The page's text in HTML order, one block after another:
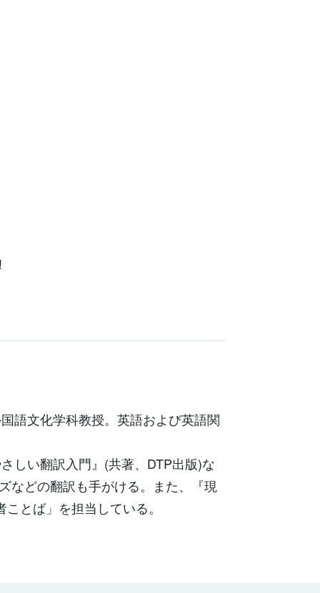
語文化学科教授。英語および英語関
しい翻訳入門』(共著、DTP出版)な
などの翻訳も手がける。また、『現
とば」を担当している。